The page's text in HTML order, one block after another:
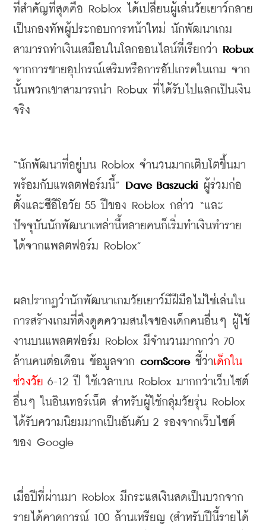
ที่สำคัญที่สุดคือ Roblox
ได้เปลี่ยนผู้เล่นวัยเยาว์กลาย
เป็นกองทัพผู้ประกอบการหน้าใหม่ นักพัฒนาเกม
สามารถทำเงินเสมือนในโลกออนไลน์ที่เรียกว่า Robux
จากการขายอุปกรณ์เสริมหรือการอัปเกรดในเกม จาก
นั้นพวกเขาสามารถนำ Robux ที่ได้รับไปแลกเป็นเงิน
จริง
“นักพัฒนาที่อยู่บน Roblox จำนวนมากเติบโตขึ้นมา
พร้อมกับแพลตฟอร์มนี้” Dave Baszucki ผู้ร่วมก่อ
ตั้งและซีอีโอวัย 55 ปีของ Roblox กล่าว “และ
ปัจจุบันนักพัฒนาเหล่านี้หลายคนก็เริ่มทำเงินทำราย
ได้จากแพลตฟอร์ม Roblox”
ผลปรากฏว่านักพัฒนาเกมวัยเยาว์มีฝีมือไม่ใช่เล่นใน
การสร้างเกมที่ดึงดูดความสนใจของเด็กคนอื่นๆ
ผู้ใช้
งานบนแพลตฟอร์ม Roblox มีจำนวนมากกว่า
ล้านคนต่อเดือน ข้อมูลจาก comScore ชี้ว่าเด็กใน
ช่วงวัย 6-12 ปี ใช้เวลาบน Roblox มากกว่าเว็บไซต์
อื่นๆ
ในอินเทอร์เน็ต สำหรับผู้ใช้กลุ่มวัยรุ่น
ได้รับความนิยมมากเป็นอันดับ 2 รองจากเว็บไซต์
ของ Google
เมื่อปีที่ผ่านมา Roblox มีกระแสเงินสดเป็นบวกจาก
รายได้คาดการณ์ 100 ล้านเหรียญ (สำหรับปีนี้รายได้